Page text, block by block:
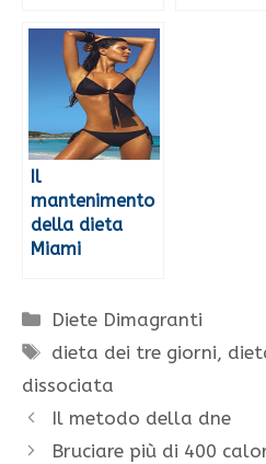
Il
mantenimento
della dieta
Miami
Categorie
Diete Dimagranti
Tag
dieta dei tre giorni,
dissociata
Il metodo della dne
Bruciare più di 400